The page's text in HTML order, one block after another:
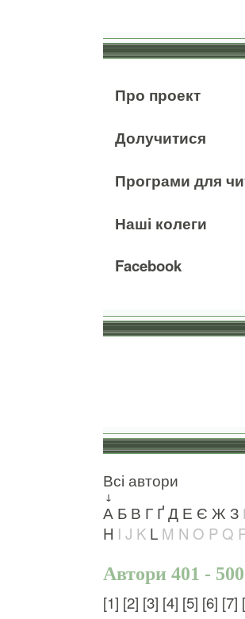
Про проект
Долучитися
Програми для
Наші колеги
Facebook
Всі автори
↓
А Б В Г ҐД Е Є Ж З
H I J K L M N O P Q
Автори 401 -
[1] [2] [3] [4] [5] [6] [7]